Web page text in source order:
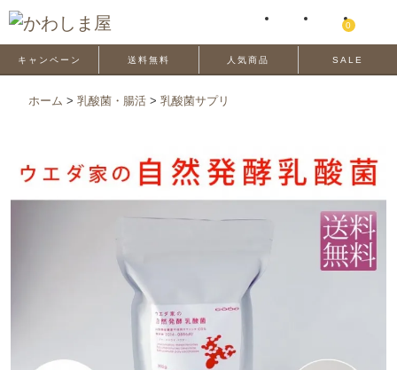
0
キャンペーン 送料無料 人気商品 SALE
ホーム > 乳酸菌・腸活 > 乳酸菌サプリ